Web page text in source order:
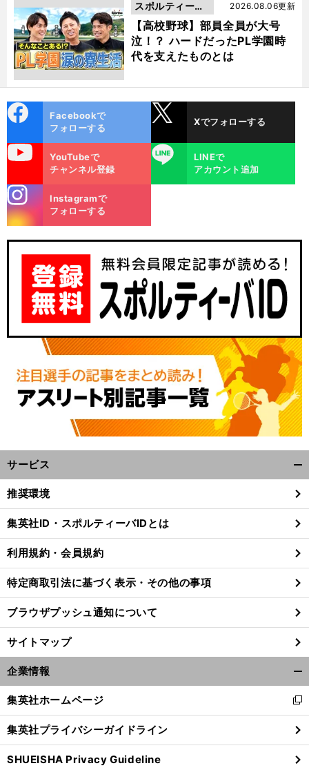
【高校野球】部員全員が大号
泣！？ ハードだったPL学園時
代を支えたものとは
2026.08.06更新
スポルティーバ
動画
ok
Facebookで
フォローする
Xでフォローする
YouTubeで
チャンネル登録
LINE
LINEで
アカウント追加
m
Instagramで
フォローする
サービス
閉
る
推奨環境
集英社ID・スポルティーバIDとは
利用規約・会員規約
特定商取引法に基づく表示・その他の事項
ブラウザプッシュ通知について
サイトマップ
企業情報
閉
る
集英社ホームページ
新
し
い
ウ
ィ
集英社プライバシーガイドライン
SHUEISHA Privacy Guideline